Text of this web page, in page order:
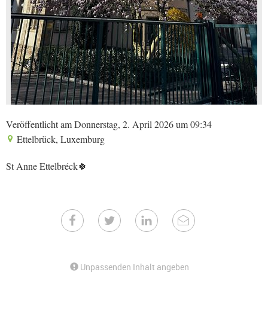
Veröffentlicht am Donnerstag, 2. April 2026 um 09:34
Ettelbrück, Luxemburg
St Anne Ettelbréck🍀
Unpassenden Inhalt angeben